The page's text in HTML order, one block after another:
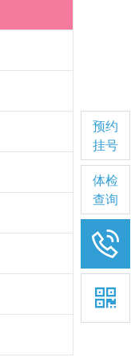
预约
挂号
体检
查询
